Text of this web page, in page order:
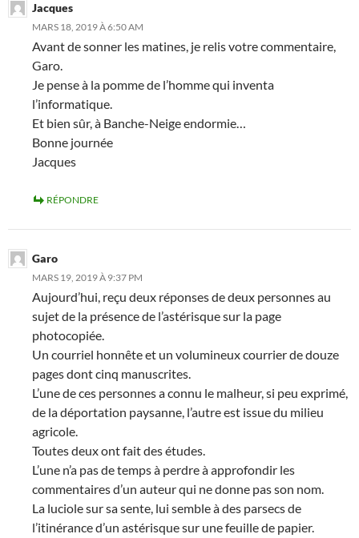
Jacques
MARS 18, 2019 À 6:50 AM
Avant de sonner les matines, je relis votre commentaire,
Garo.
Je pense à la pomme de l’homme qui inventa
l’informatique.
Et bien sûr, à Banche-Neige endormie…
Bonne journée
Jacques
RÉPONDRE
Garo
MARS 19, 2019 À 9:37 PM
Aujourd’hui, reçu deux réponses de deux personnes au
sujet de la présence de l’astérisque sur la page
photocopiée.
Un courriel honnête et un volumineux courrier de douze
pages dont cinq manuscrites.
L’une de ces personnes a connu le malheur, si peu exprimé,
de la déportation paysanne, l’autre est issue du milieu
agricole.
Toutes deux ont fait des études.
L’une n’a pas de temps à perdre à approfondir les
commentaires d’un auteur qui ne donne pas son nom.
La luciole sur sa sente, lui semble à des parsecs de
l’itinérance d’un astérisque sur une feuille de papier.